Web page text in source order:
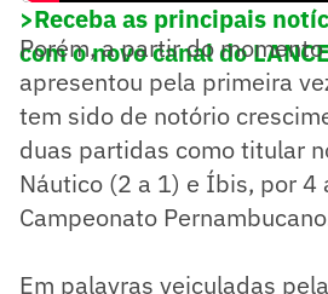
>Receba as principais
com o novo canal do
Porém, a partir do
apresentou pela primeira
tem sido de notório
duas partidas como titular
Náutico (2 a 1) e Íbis, por 4
Campeonato
Em palavras veiculadas